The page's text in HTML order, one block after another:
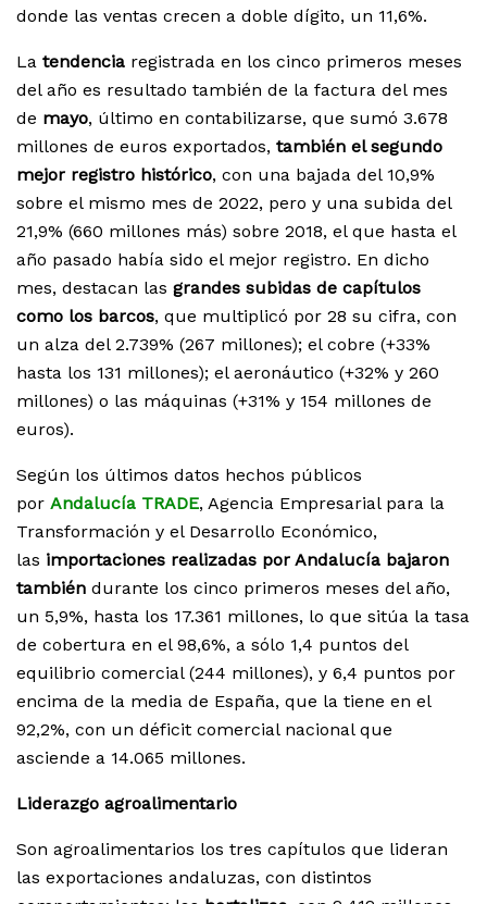
donde las ventas crecen a doble dígito, un 11,6%.
La tendencia registrada en los cinco primeros meses
del año es resultado también de la factura del mes
de mayo, último en contabilizarse, que sumó 3.678
millones de euros exportados, también el segundo
mejor registro histórico, con una bajada del 10,9%
sobre el mismo mes de 2022, pero y una subida del
21,9% (660 millones más) sobre 2018, el que hasta el
año pasado había sido el mejor registro. En dicho
mes, destacan las grandes subidas de capítulos
como los barcos, que multiplicó por 28 su cifra, con
un alza del 2.739% (267 millones); el cobre (+33%
hasta los 131 millones); el aeronáutico (+32% y 260
millones) o las máquinas (+31% y 154 millones de
euros).
Según los últimos datos hechos públicos
por Andalucía TRADE, Agencia Empresarial para la
Transformación y el Desarrollo Económico,
las importaciones realizadas por Andalucía bajaron
también durante los cinco primeros meses del año,
un 5,9%, hasta los 17.361 millones, lo que sitúa la tasa
de cobertura en el 98,6%, a sólo 1,4 puntos del
equilibrio comercial (244 millones), y 6,4 puntos por
encima de la media de España, que la tiene en el
92,2%, con un déficit comercial nacional que
asciende a 14.065 millones.
Liderazgo agroalimentario
Son agroalimentarios los tres capítulos que lideran
las exportaciones andaluzas, con distintos